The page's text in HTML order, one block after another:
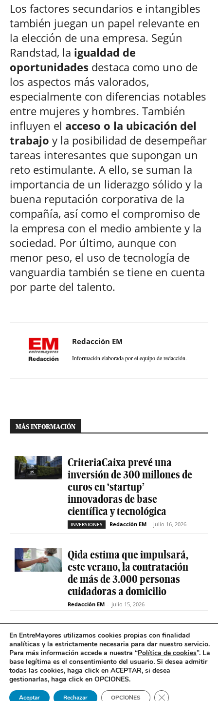
Los factores secundarios e intangibles
también juegan un papel relevante en
la elección de una empresa. Según
Randstad, la igualdad de
oportunidades destaca como uno de
los aspectos más valorados,
especialmente con diferencias notables
entre mujeres y hombres. También
influyen el acceso o la ubicación del
trabajo y la posibilidad de desempeñar
tareas interesantes que supongan un
reto estimulante. A ello, se suman la
importancia de un liderazgo sólido y la
buena reputación corporativa de la
compañía, así como el compromiso de
la empresa con el medio ambiente y la
sociedad. Por último, aunque con
menor peso, el uso de tecnología de
vanguardia también se tiene en cuenta
por parte del talento.
Redacción EM
Información elaborada por el equipo de redacción.
MÁS INFORMACIÓN
CriteriaCaixa prevé una
inversión de 300 millones de
euros en ‘startup’
innovadoras de base
científica y tecnológica
INVERSIONES Redacción EM - julio 16, 2026
Qida estima que impulsará,
este verano, la contratación
de más de 3.000 personas
cuidadoras a domicilio
Redacción EM - julio 15, 2026
La sociedad de capital riesgo
Axis invertirá hasta 15
millones en Qida para
acelerar su expansión
INVERSIONES Redacción EM
En EntreMayores utilizamos cookies propias con finalidad
analíticas y la estrictamente necesaria para dar nuestro servicio.
Para más información accede a nuestra “Política de cookies”. La
base legítima es el consentimiento del usuario. Si desea admitir
todas las cookies, haga click en ACEPTAR, si desea
gestionarlas, haga click en OPCIONES.
Aceptar Rechazar OPCIONES Cerrar el banner